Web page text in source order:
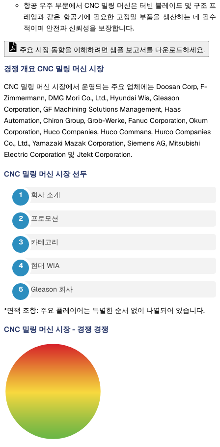
항공 우주 부문에서 CNC 밀링 머신은 터빈 블레이드 및 구조 프
레임과 같은 항공기에 필요한 고정밀 부품을 생산하는 데 필수
적이며 안전과 신뢰성을 보장합니다.
주요 시장 동향을 이해하려면 샘플 보고서를 다운로드하세요.
경쟁 개요 CNC 밀링 머신 시장
CNC 밀링 머신 시장에서 운영되는 주요 업체에는 Doosan Corp, F-
Zimmermann, DMG Mori Co., Ltd., Hyundai Wia, Gleason
Corporation, GF Machining Solutions Management, Haas
Automation, Chiron Group, Grob-Werke, Fanuc Corporation, Okum
Corporation, Huco Companies, Huco Commans, Hurco Companies
Co., Ltd., Yamazaki Mazak Corporation, Siemens AG, Mitsubishi
Electric Corporation 및 Jtekt Corporation.
CNC 밀링 머신 시장 선두
회사 소개
프로모션
카테고리
현대 WIA
Gleason 회사
*면책 조항: 주요 플레이어는 특별한 순서 없이 나열되어 있습니다.
CNC 밀링 머신 시장- 경쟁 경쟁